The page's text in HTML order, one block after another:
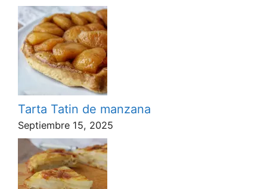
Tarta Tatin de manzana
Septiembre 15, 2025